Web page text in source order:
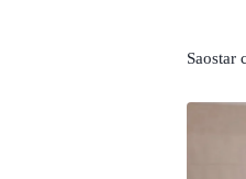
Saostar